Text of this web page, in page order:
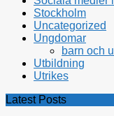
Stockholm
Uncategorized
Ungdomar
barn och
Utbildning
Utrikes
Latest Posts